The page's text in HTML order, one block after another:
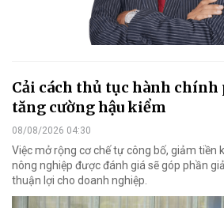
Cải cách thủ tục hành chính
tăng cường hậu kiểm
08/08/2026 04:30
Việc mở rộng cơ chế tự công bố, giảm tiền
nông nghiệp được đánh giá sẽ góp phần
thuận lợi cho doanh nghiệp.